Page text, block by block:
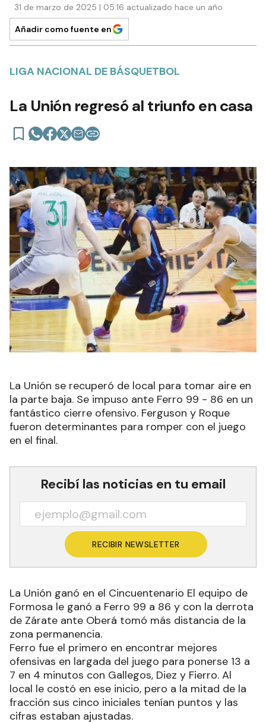
31 de marzo de 2025 | 05:16 actualizado hace un año
Añadir como fuente en
LIGA NACIONAL DE BÁSQUETBOL
La Unión regresó al triunfo en casa
La Unión se recuperó de local para tomar aire en
la parte baja. Se impuso ante Ferro 99 - 86 en un
fantástico cierre ofensivo. Ferguson y Roque
fueron determinantes para romper con el juego
en el final.
Recibí las noticias en tu email
RECIBIR NEWSLETTER
La Unión ganó en el Cincuentenario El equipo de
Formosa le ganó a Ferro 99 a 86 y con la derrota
de Zárate ante Oberá tomó más distancia de la
zona permanencia.
Ferro fue el primero en encontrar mejores
ofensivas en largada del juego para ponerse 13 a
7 en 4 minutos con Gallegos, Diez y Fierro. Al
local le costó en ese inicio, pero a la mitad de la
fracción sus cinco iniciales tenían puntos y las
cifras estaban ajustadas.